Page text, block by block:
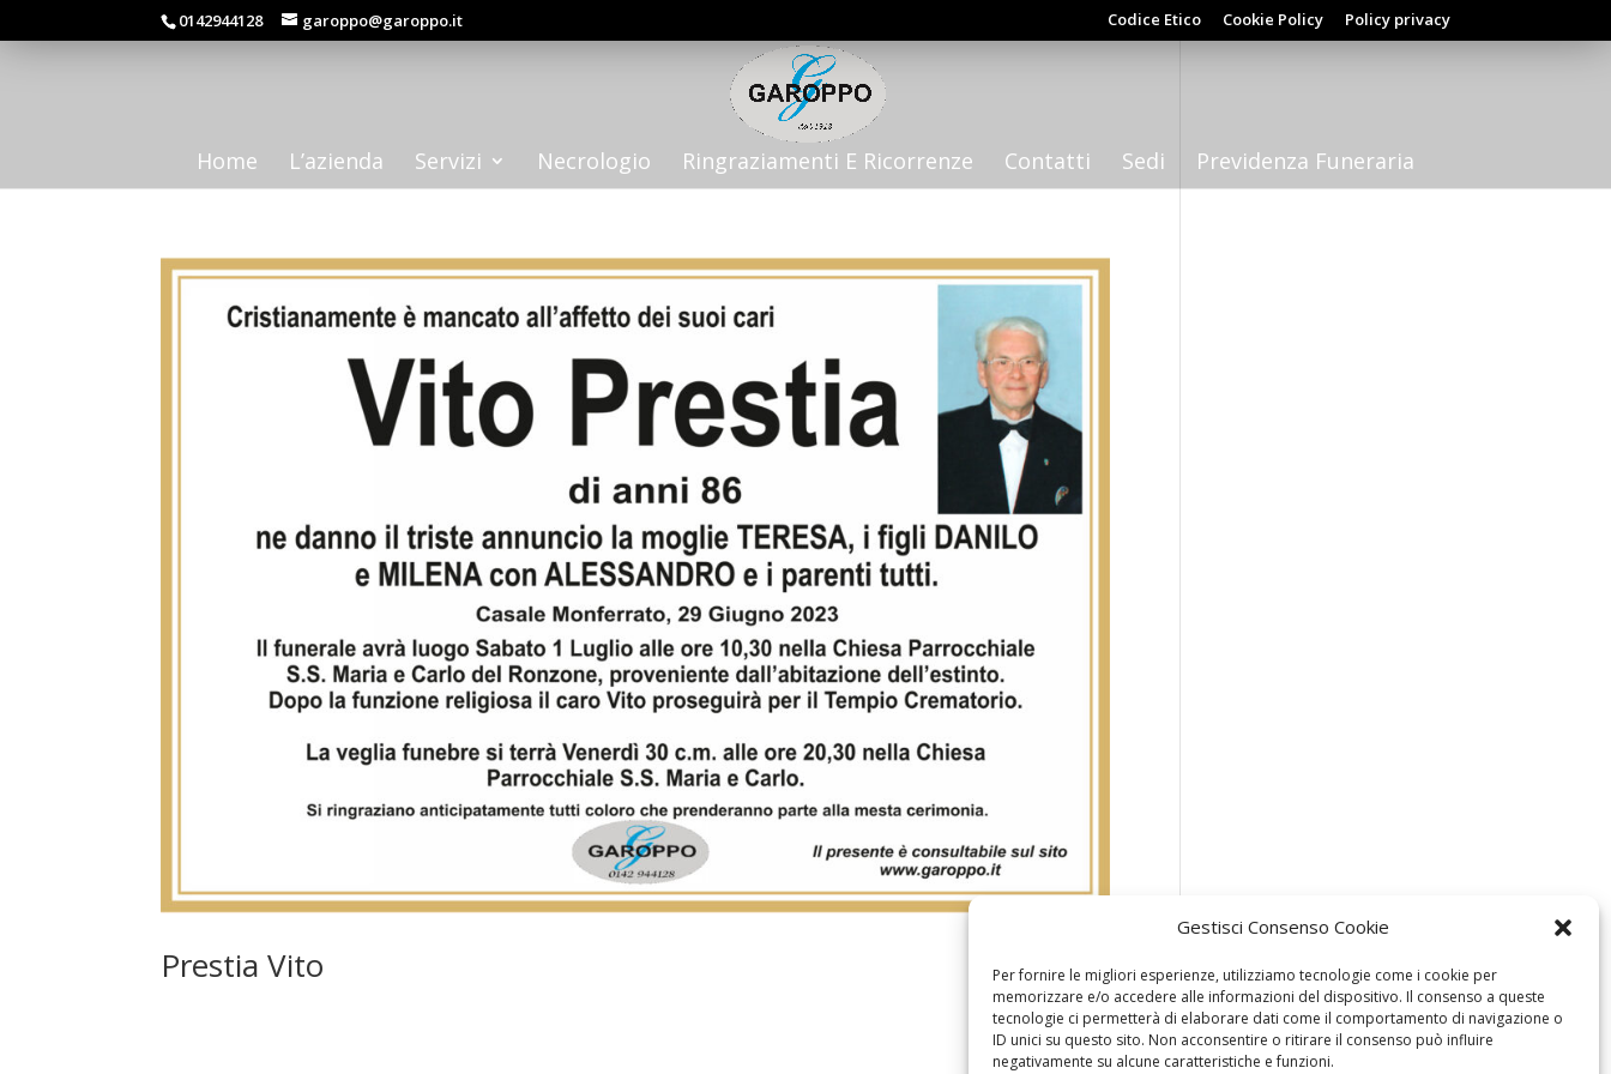
Gestisci Consenso Cookie
Per fornire le migliori esperienze, utilizziamo tecnologie come i cookie per
memorizzare e/o accedere alle informazioni del dispositivo. Il consenso a queste
tecnologie ci permetterà di elaborare dati come il comportamento di navigazione o
ID unici su questo sito. Non acconsentire o ritirare il consenso può influire
negativamente su alcune caratteristiche e funzioni.
0142944128 garoppo@garoppo.it Codice Etico Cookie Policy Policy privacy
Home L’azienda Servizi Necrologio Ringraziamenti E Ricorrenze Contatti Sedi Previdenza Funeraria
Prestia Vito